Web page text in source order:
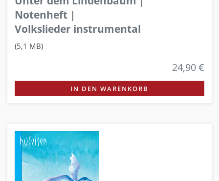
Notenheft |
Volkslieder instrumental
(5,1 MB)
24,90 €
IN DEN WARENKORB